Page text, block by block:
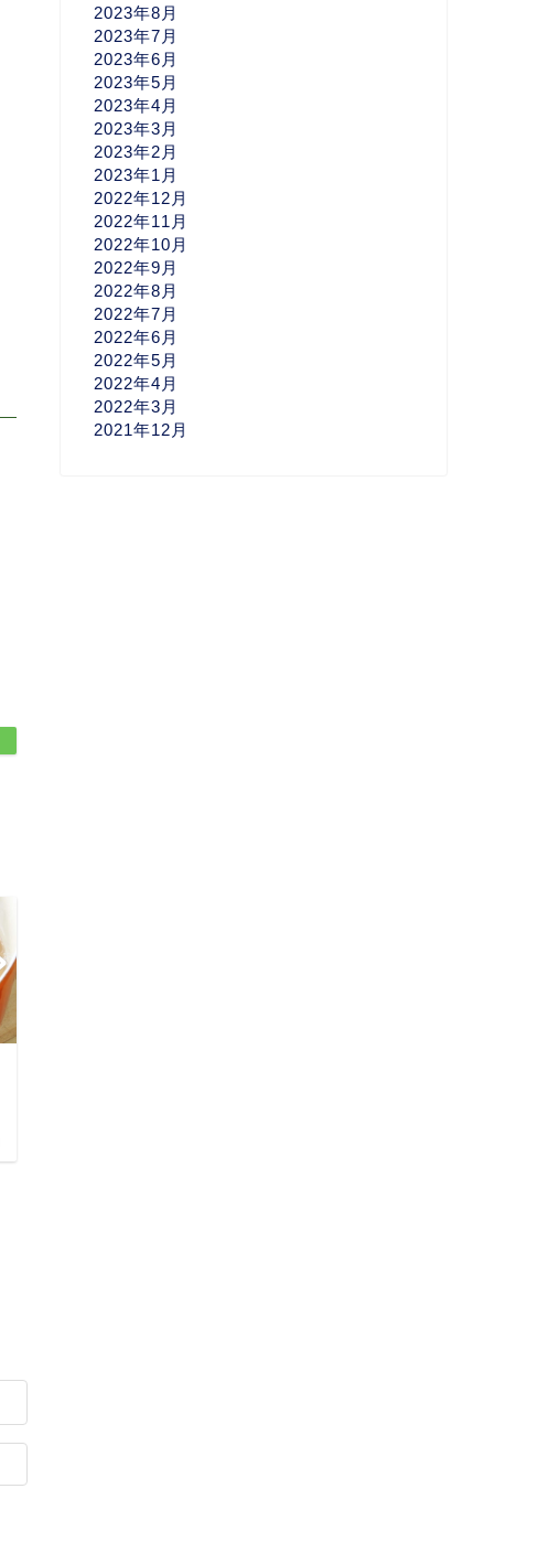
2023年8月
2023年7月
2023年6月
2023年5月
2023年4月
2023年3月
2023年2月
2023年1月
2022年12月
2022年11月
2022年10月
2022年9月
2022年8月
2022年7月
2022年6月
2022年5月
2022年4月
2022年3月
2021年12月